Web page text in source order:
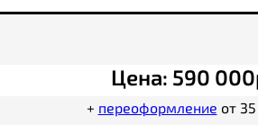
Цена: 590
+ переоформление от